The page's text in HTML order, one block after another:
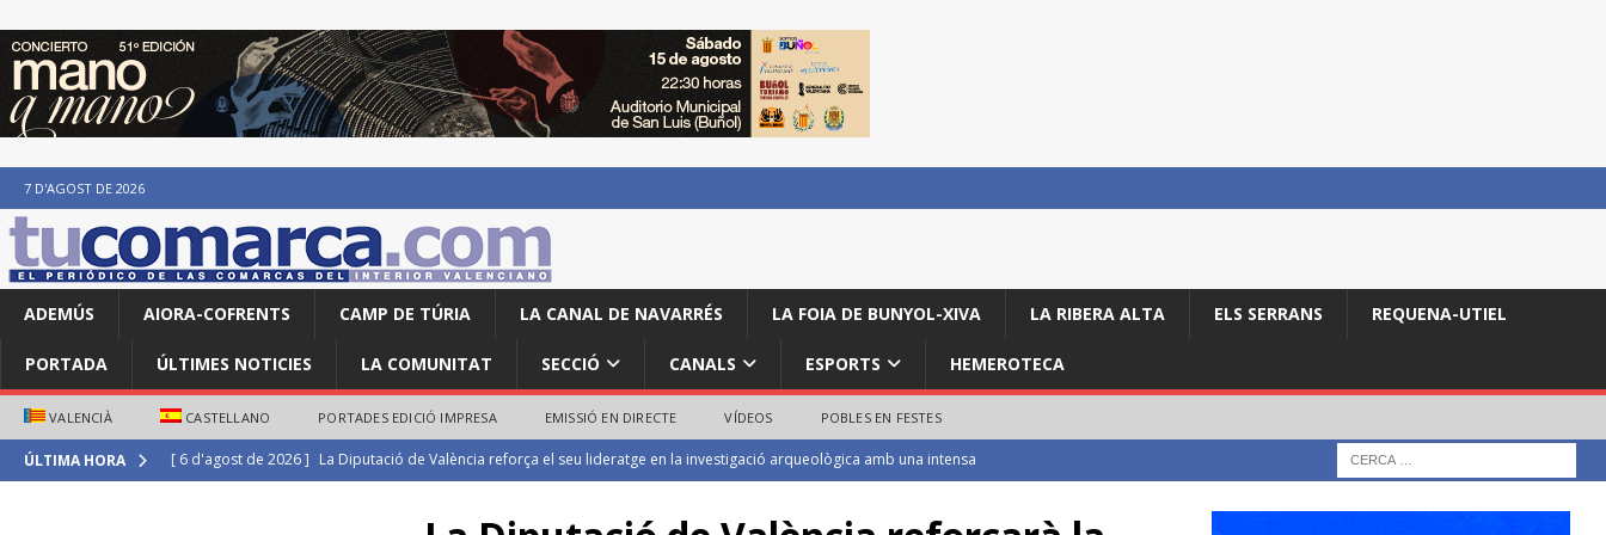
7 D'AGOST DE 2026
ADEMÚS AIORA-COFRENTS CAMP DE TÚRIA LA CANAL DE NAVARRÉS LA FOIA DE BUNYOL-XIVA LA RIBERA ALTA ELS SERRANS REQUENA-UTIEL
PORTADA ÚLTIMES NOTICIES LA COMUNITAT SECCIÓ CANALS ESPORTS HEMEROTECA
VALENCIÀ CASTELLANO PORTADES EDICIÓ IMPRESA EMISSIÓ EN DIRECTE VÍDEOS POBLES EN FESTES
ÚLTIMA HORA [ 6 d'agost de 2026 ] Maite Villanova i Isaac Tarín s’imposen en la categoria local de la Volta a Peu de les Festes de Turís